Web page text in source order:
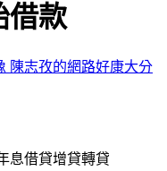
借款
陳志孜的網路好康大分
息借貸增貸轉貸